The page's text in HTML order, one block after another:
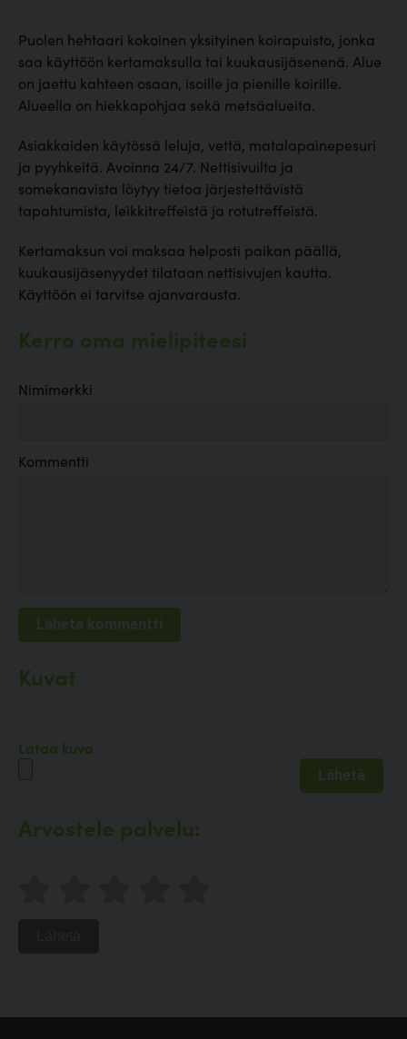
Puolen hehtaari kokoinen yksityinen koirapuisto, jonka
saa käyttöön kertamaksulla tai kuukausijäsenenä. Alue
on jaettu kahteen osaan, isoille ja pienille koirille.
Alueella on hiekkapohjaa sekä metsäalueita.
Asiakkaiden käytössä leluja, vettä, matalapainepesuri
ja pyyhkeitä. Avoinna 24/7. Nettisivuilta ja
somekanavista löytyy tietoa järjestettävistä
tapahtumista, leikkitreffeistä ja rotutreffeistä.
Kertamaksun voi maksaa helposti paikan päällä,
kuukausijäsenyydet tilataan nettisivujen kautta.
Käyttöön ei tarvitse ajanvarausta.
Kerro oma mielipiteesi
Nimimerkki
Kommentti
Kuvat
Lataa kuva
Arvostele palvelu: